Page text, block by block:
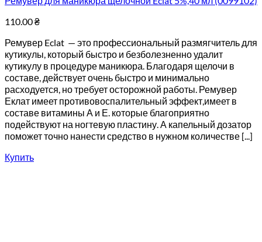
110.00₴
Ремувер Eclat — это профессиональный размягчитель для
кутикулы, который быстро и безболезненно удалит
кутикулу в процедуре маникюра. Благодаря щелочи в
составе, действует очень быстро и минимально
расходуется, но требует осторожной работы. Ремувер
Еклат имеет противовоспалительный эффект,имеет в
составе витамины А и Е. которые благоприятно
подействуют на ногтевую пластину. А капельный дозатор
поможет точно нанести средство в нужном количестве [...]
Купить